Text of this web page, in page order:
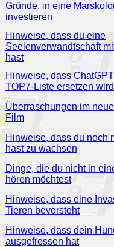
Gründe, in eine
investieren
Hinweise, dass du eine
Seelenverwandtschaft
hast
Hinweise, dass
TOP7-Liste ersetzen wird
Überraschungen im
Film
Hinweise, dass du noch
hast zu wachsen
Dinge, die du nicht in
hören möchtest
Hinweise, dass eine
Tieren bevorsteht
Hinweise, dass dein
ausgefressen hat